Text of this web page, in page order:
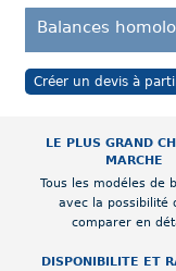
Balances
Créer un devis à
LE PLUS GRAND
MARCHE
Tous les modéles de
avec la possibilité
comparer en
DISPONIBILITE ET